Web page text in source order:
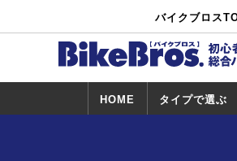
バイクブロス
HOME タイプで選ぶ